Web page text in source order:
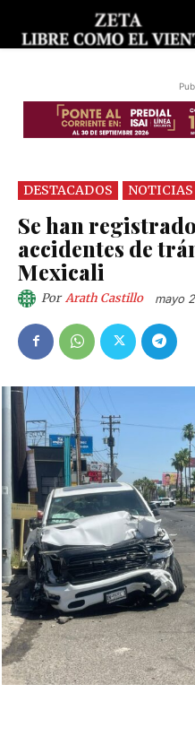
DESTACADOS
Se han
accidentes de
Mexicali
Por Arath Castillo mayo